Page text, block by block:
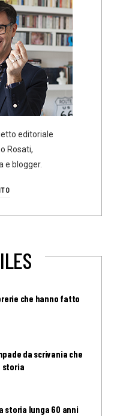
editoriale
Rosati,
e blogger.
che hanno fatto
da scrivania che
storia
storia lunga 60 anni